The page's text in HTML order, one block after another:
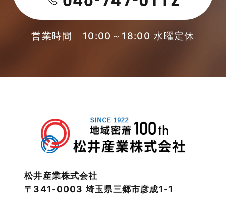
本店-ブログ
東武スカイツリーライン
注文住宅施工事例
物件検索
物件特集
2023年4月
2023年3月
2022年11月
2022年9月
営業時間 10:00～18:00 水曜定休
松井産業株式会社
〒341-0003 埼玉県三郷市彦成1-1